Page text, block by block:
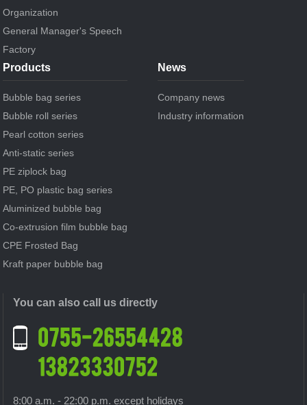
Organization
General Manager's Speech
Factory
Products
Bubble bag series
Bubble roll series
Pearl cotton series
Anti-static series
PE ziplock bag
PE, PO plastic bag series
Aluminized bubble bag
Co-extrusion film bubble bag
CPE Frosted Bag
Kraft paper bubble bag
News
Company news
Industry information
You can also call us directly
8:00 a.m. - 22:00 p.m. except holidays